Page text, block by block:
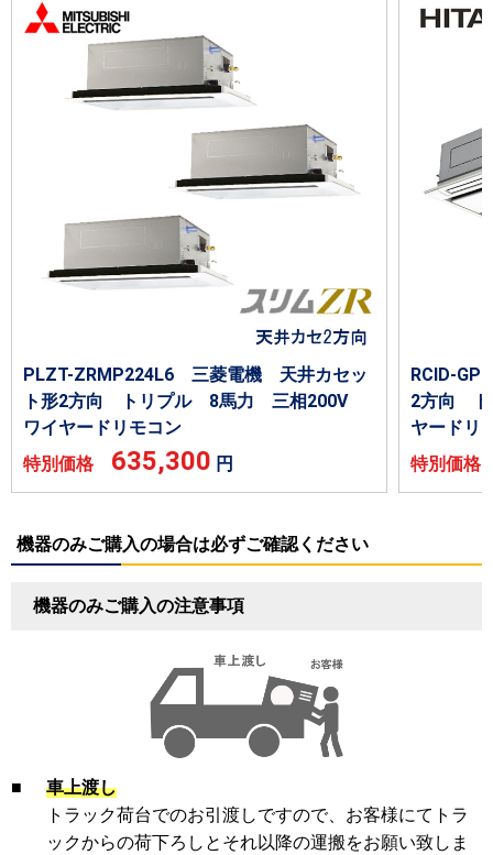
PLZT-ZRMP224L6 三菱電機 天井カセッ
ト形2方向 トリプル 8馬力 三相200V
ワイヤードリモコン
特別価格 635,300 円
RCID-
2方向
ヤードリ
特別価
機器のみご購入の場合は必ずご確認ください
機器のみご購入の注意事項
■
車上渡し
トラック荷台でのお引渡しですので、お客様にてトラ
ックからの荷下ろしとそれ以降の運搬をお願い致しま